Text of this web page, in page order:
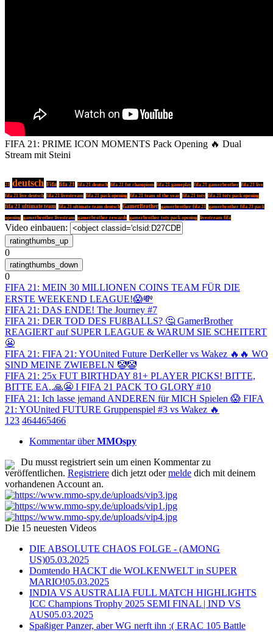
FIFA 21: PRIME ICON MOMENTS Pack Opening 🔥 Dual
Stream mit Steini
21 deutsch Fifa fifa 21 fifa 21 deutsch fifa 21 fut champions fifa 21 gameplay fifa 21 gamerbrother fifa 21 live
fifa 21 live deutsch fifa 21 livestream fifa 21 pack opening fifa 21 team of the year fifa 21 toty fifa 21 toty pack opening
fifa 21 ultimate team fifa 21 ultimate team deutsch GamerBrother gamerbrother fifa 21
gamerbrother fifa 21 pack
opening gamerbrother livestram gamerbrother rewards gamerbrother toty pack opening livestream fifa
Video einbauen:
0
0
FIFA 21: MEIN 30 MILLIONEN COINS TEAM FÜR DIE
ERSTE WEEKEND LEAGUE!😱💸
FIFA 21: DAS ENDE! The Journey #7
FIFA 21: DER TOD DES FUßBALLS? 🤔 GamerBrother
REAGIERT auf SUPER LEAGUE & WARUM SIE SCHEITERT
😬
FIFA 21: FIFA 21: YOUnited Future DerKeller vs Wakez 🔥🔥 WO
SIND MEINE ZWIEBELN 🤡🤡
FIFA 21: 25x FUT BIRTHDAY 81+ PLAYER PICKS! BITTE,
BITTE EA..🙏😬 I FIFA 21 PACK TO GLORY #10
FIFA 21: Ich lasse jemand ANDEREN für MICH Spielen 😱 FIFA
21: YOUnited FUTURE Gruppenspiel #3 vs Wakez 🔥
1 23 464465466
Kommentar überMMOspy
Du musst registriert sein um einen Kommentar zu
veröffentlichen. Registriere dich jetzt odermelde dich mit deinem
vorhandenen Account an.
Die 15 neuesten Videos
DIE ABSOLUTE CHAOS FOLGE - (AMONG
US)05.03.2025
Domtendo HACKT die WOLKENWELT in SUPER
MARIO!05.03.2025
INDIA VS AUSTRALIA FULL MATCH HIGHLIGHTS
ICC Champions Trophy 2025 SEMI FINAL | IND VS
AUS05.03.2025
Spaßiger Panzer, aber WG nerft ihn :( ERAC 105 Battle